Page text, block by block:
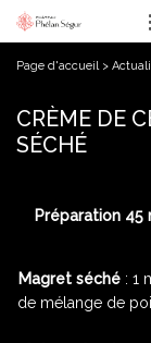
Page d'accueil>
CRÈME DE
SÉCHÉ
Préparation 45
Magret séché: 1
de mélange de